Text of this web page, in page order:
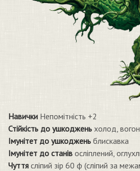
Навички Непомітність +2
Стійкість до ушкоджень холод,
Імунітет до ушкоджень блискавка
Імунітет до станів осліплений,
Чуття сліпий зір 60 ф (сліпий за